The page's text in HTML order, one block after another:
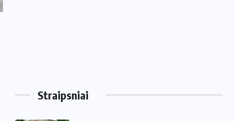
Straipsniai